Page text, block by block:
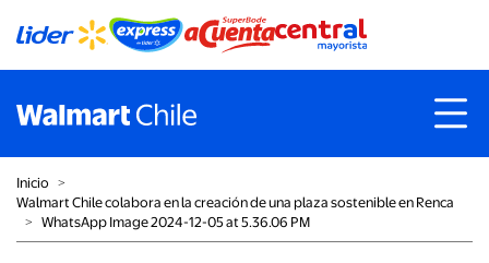
Inicio ˃
Walmart Chile colabora en la creación de una plaza sostenible en Renca
˃ WhatsApp Image 2024-12-05 at 5.36.06 PM